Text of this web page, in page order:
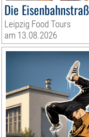
Die
Leipzig Food Tours
am 13.08.2026